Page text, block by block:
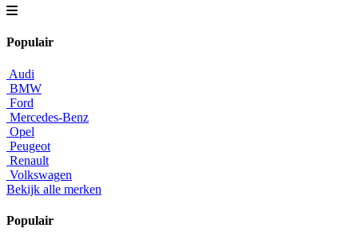
Populair
Audi
BMW
Ford
Mercedes-Benz
Opel
Peugeot
Renault
Volkswagen
Bekijk alle merken
Populair